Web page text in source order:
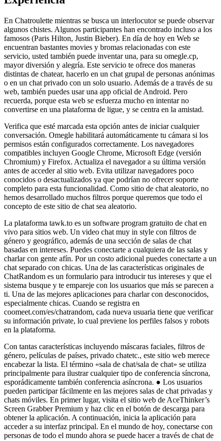
En Chatroulette mientras se busca un interlocutor se puede observar
algunos chistes. Algunos participantes han encontrado incluso a los
famosos (Paris Hilton, Justin Bieber). En día de hoy en Web se
encuentran bastantes movies y bromas relacionadas con este
servicio, usted también puede inventar una, para su omegle.cp,
mayor diversión y alegría. Este servicio te ofrece dos maneras
distintas de chatear, hacerlo en un chat grupal de personas anónimas
o en un chat privado con un solo usuario. Además de a través de su
web, también puedes usar una app oficial de Android. Pero
recuerda, porque esta web se esfuerza mucho en intentar no
convertirse en una plataforma de ligue, y se centra en la amistad.
Verifica que esté marcada esta opción antes de iniciar cualquier
conversación. Omegle habilitará automáticamente tu cámara si los
permisos están configurados correctamente. Los navegadores
compatibles incluyen Google Chrome, Microsoft Edge (versión
Chromium) y Firefox. Actualiza el navegador a su última versión
antes de acceder al sitio web. Evita utilizar navegadores poco
conocidos o desactualizados ya que podrían no ofrecer soporte
completo para esta funcionalidad. Como sitio de chat aleatorio, no
hemos desarrollado muchos filtros porque queremos que todo el
concepto de este sitio de chat sea aleatorio.
La plataforma tawk.to es un software program gratuito de chat en
vivo para sitios web. Un video chat muy in style con filtros de
género y geográfico, además de una sección de salas de chat
basadas en intereses. Puedes conectarte a cualquiera de las salas y
charlar con gente afín. Por un costo adicional puedes conectarte a un
chat separado con chicas. Una de las características originales de
ChatRandom es un formulario para introducir tus intereses y que el
sistema busque y te empareje con los usuarios que más se parecen a
ti. Una de las mejores aplicaciones para charlar con desconocidos,
especialmente chicas. Cuando se registra en
coomeet.com/es/chatrandom, cada nueva usuaria tiene que verificar
su información private, lo cual previene los perfiles falsos y robots
en la plataforma.
Con tantas características incluyendo máscaras faciales, filtros de
género, películas de países, privado chatetc., este sitio web merece
encabezar la lista. El término «sala de chat/sala de chat» se utiliza
principalmente para ilustrar cualquier tipo de conferencia síncrona,
esporádicamente también conferencia asíncrona. ● Los usuarios
pueden participar fácilmente en las mejores salas de chat privadas y
chats móviles. En primer lugar, visita el sitio web de AceThinker’s
Screen Grabber Premium y haz clic en el botón de descarga para
obtener la aplicación. A continuación, inicia la aplicación para
acceder a su interfaz principal. En el mundo de hoy, conectarse con
personas de todo el mundo ahora se puede hacer a través de chat de